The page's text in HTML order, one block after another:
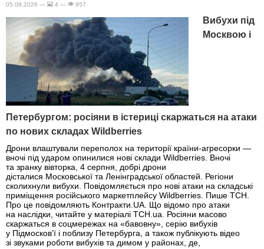
05.08.2026 — 4 — 957
Вибухи під
Москвою і
Петербургом: росіяни в істериці скаржаться на атаки
по нових складах Wildberries
Дрони влаштували переполох на території країни-агресорки —
вночі під ударом опинилися нові склади Wildberries. Вночі
та зранку вівторка, 4 серпня, добрі дрони
дісталися Московської та Ленінградської областей. Регіони
сколихнули вибухи. Повідомляється про нові атаки на складські
приміщення російського маркетплейсу Wildberries. Пише ТСН.
Про це повідомляють Контракти.UA. Що відомо про атаки
на наслідки, читайте у матеріалі ТСН.ua. Росіяни масово
скаржаться в соцмережах на «бавовну», серію вибухів
у Підмосков’ї і поблизу Петербурга, а також публікують відео
зі звуками роботи вибухів та димом у районах, де,